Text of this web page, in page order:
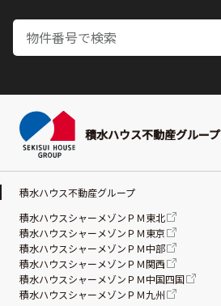
積水ハウス不動産グループ
積水ハウス不動産グループ
積水ハウスシャーメゾンＰＭ東北
積水ハウスシャーメゾンＰＭ東京
積水ハウスシャーメゾンＰＭ中部
積水ハウスシャーメゾンＰＭ関西
積水ハウスシャーメゾンＰＭ中国四国
積水ハウスシャーメゾンＰＭ九州